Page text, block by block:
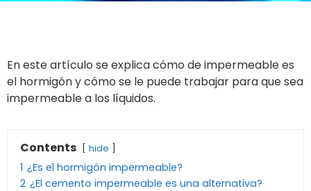
En este artículo se explica cómo de impermeable es
el hormigón y cómo se le puede trabajar para que sea
impermeable a los líquidos.
Contents hide
1 ¿Es el hormigón impermeable?
2 ¿El cemento impermeable es una alternativa?